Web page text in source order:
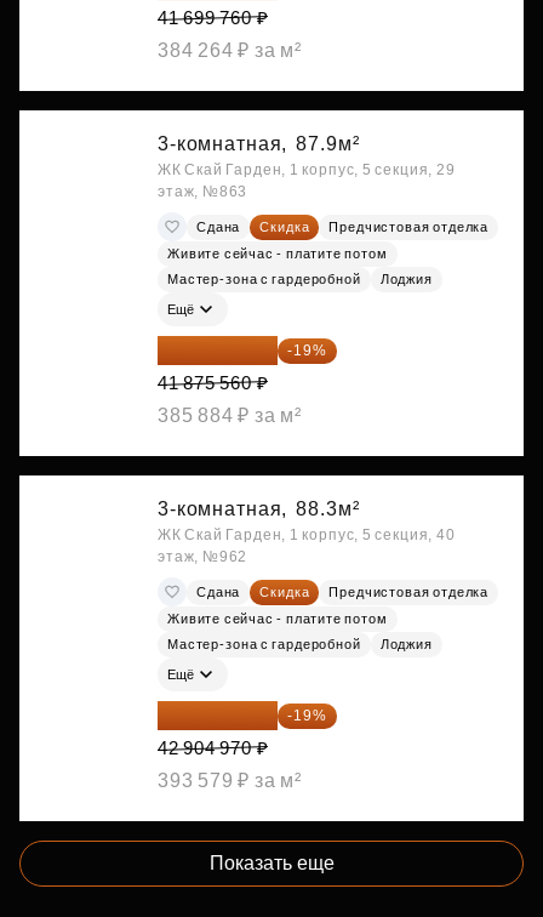
41 699 760 ₽
384 264 ₽ за м²
3-комнатная, 87.9м²
ЖК Скай Гарден, 1 корпус, 5 секция, 29
этаж, №863
Сдана Скидка
Предчистовая отделка
Живите сейчас - платите потом
Мастер-зона с гардеробной
Лоджия
Ещё
33 919 204 ₽ -19%
41 875 560 ₽
385 884 ₽ за м²
3-комнатная, 88.3м²
ЖК Скай Гарден, 1 корпус, 5 секция, 40
этаж, №962
Сдана Скидка
Предчистовая отделка
Живите сейчас - платите потом
Мастер-зона с гардеробной
Лоджия
Ещё
34 753 026 ₽ -19%
42 904 970 ₽
393 579 ₽ за м²
Показать еще